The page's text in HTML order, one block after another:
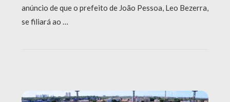
anúncio de que o prefeito de João Pessoa, Leo Bezerra,
se filiará ao …